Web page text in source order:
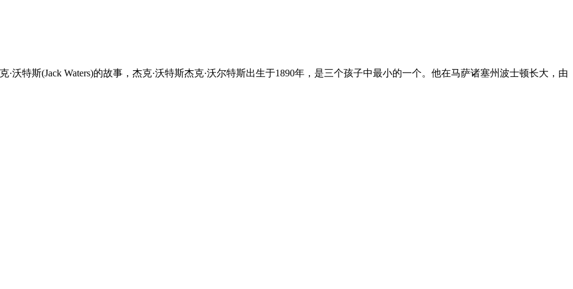
沃特斯(Jack Waters)的故事，杰克·沃特斯杰克·沃尔特斯出生于1890年，是三个孩子中最小的一个。他在马萨诸塞州波士顿长大，由